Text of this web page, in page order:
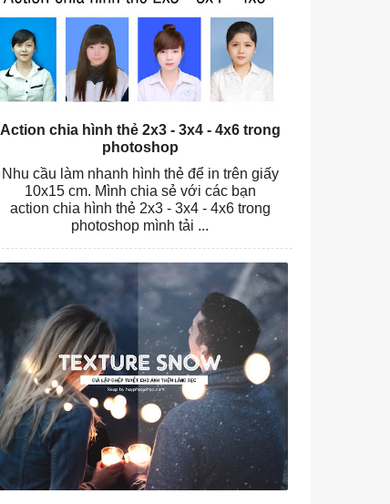
Action chia hình thẻ 2x3 - 3x4 - 4x6 trong
photoshop
Nhu cầu làm nhanh hình thẻ để in trên giấy
10x15 cm. Mình chia sẻ với các bạn
action chia hình thẻ 2x3 - 3x4 - 4x6 trong
photoshop mình tải ...